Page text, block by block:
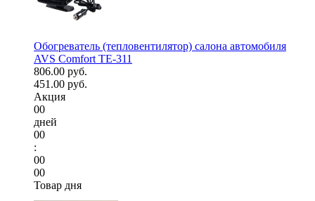
Обогреватель (тепловентилятор) салона автомобиля
AVS Comfort TE-311
806.00 руб.
451.00 руб.
Акция
00
дней
00
:
00
00
Товар дня